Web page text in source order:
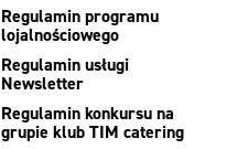
Regulamin programu
lojalnościowego
Regulamin usługi
Newsletter
Regulamin konkursu na
grupie klub TIM catering